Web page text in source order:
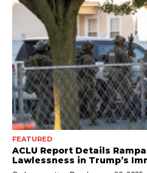
FEATURED
ACLU Report Details
Lawlessness in Trump’s